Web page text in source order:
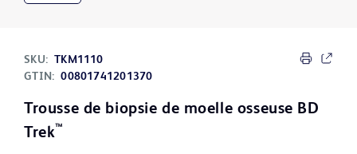
SKU: TKM1110
GTIN: 00801741201370
Trousse de biopsie de moelle osseuse BD
Trek™